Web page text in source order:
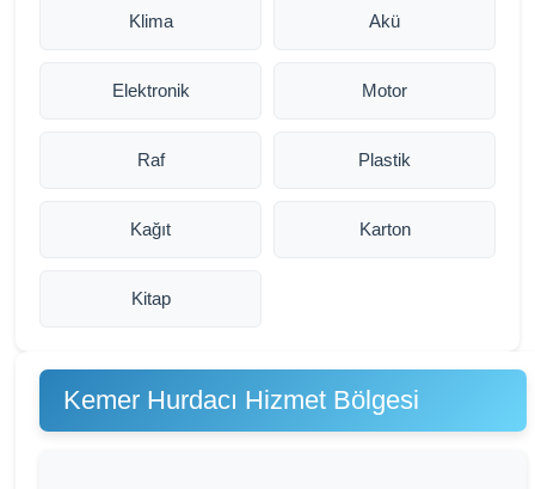
Klima Akü
Elektronik Motor
Raf Plastik
Kağıt Karton
Kitap
Kemer Hurdacı Hizmet Bölgesi